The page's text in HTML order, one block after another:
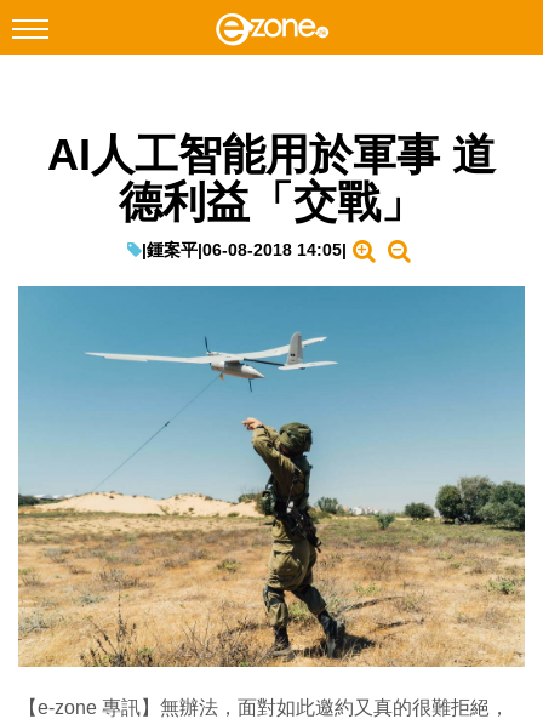
Facebook Instagram
遊戲動漫
生成式AI與雲端應用
Enterprise Digital Transformation
特集
AI人工智能用於軍事 道
德利益「交戰」
|鍾案平|06-08-2018 14:05|
【e-zone 專訊】無辦法，面對如此邀約又真的很難拒絕，